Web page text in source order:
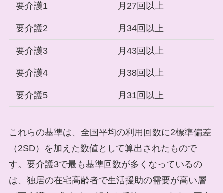
要介護1 月27回以上
要介護2 月34回以上
要介護3 月43回以上
要介護4 月38回以上
要介護5 月31回以上
これらの基準は、全国平均の利用回数に2標準偏差
（2SD）を加えた数値として算出されたもので
す。要介護3で最も基準回数が多くなっているの
は、独居の在宅高齢者で生活援助の需要が高い層